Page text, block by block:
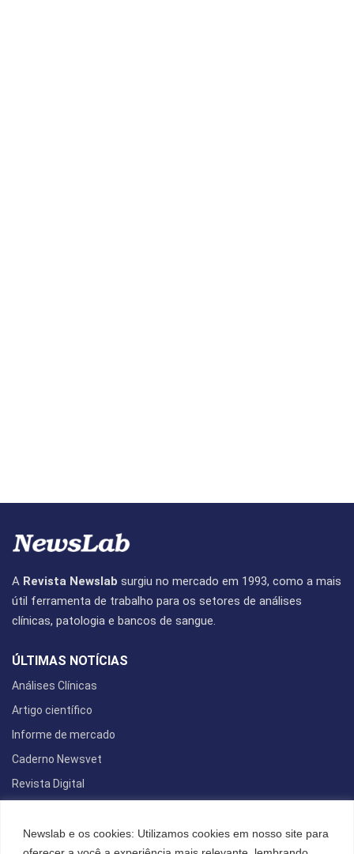
Newslab e os cookies: Utilizamos cookies em nosso site para
A Revista Newslab surgiu no mercado em 1993, como a mais
útil ferramenta de trabalho para os setores de análises
clínicas, patologia e bancos de sangue.
ÚLTIMAS NOTÍCIAS
Análises Clínicas
Artigo científico
Informe de mercado
Caderno Newsvet
Revista Digital